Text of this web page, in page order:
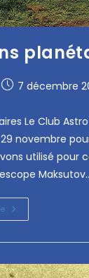
7 décembre
Le Club
novembre
utilisé pour